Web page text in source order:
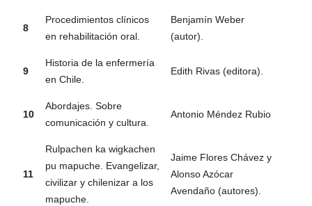
8
Procedimientos clínicos
en rehabilitación oral.
Benjamín Weber
(autor).
9
Historia de la enfermería
en Chile.
Edith Rivas (editora).
10
Abordajes. Sobre
comunicación y cultura.
Antonio Méndez Rubio
11
Rulpachen ka wigkachen
pu mapuche. Evangelizar,
civilizar y chilenizar a los
mapuche.
Jaime Flores Chávez y
Alonso Azócar
Avendaño (autores).